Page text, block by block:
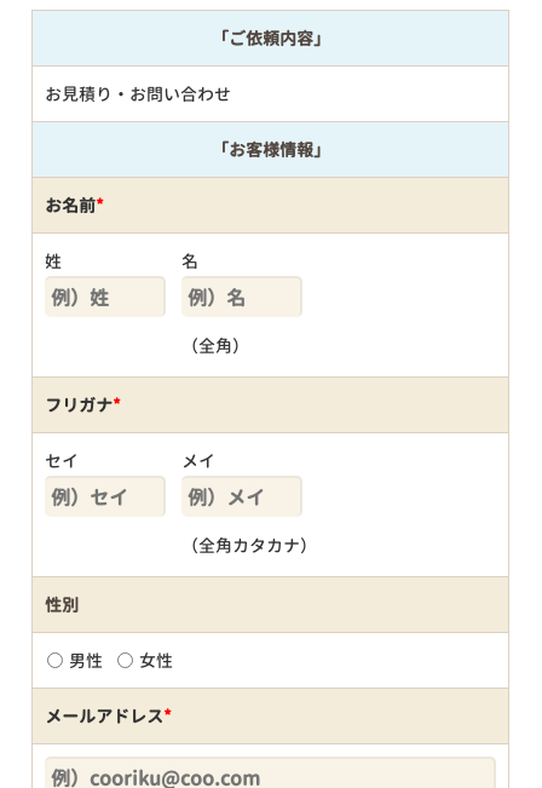
「ご依頼内容」
お見積り・お問い合わせ
「お客様情報」
お名前*
姓 名
（全角）
フリガナ*
セイ メイ
（全角カタカナ）
性別
男性 女性
メールアドレス*